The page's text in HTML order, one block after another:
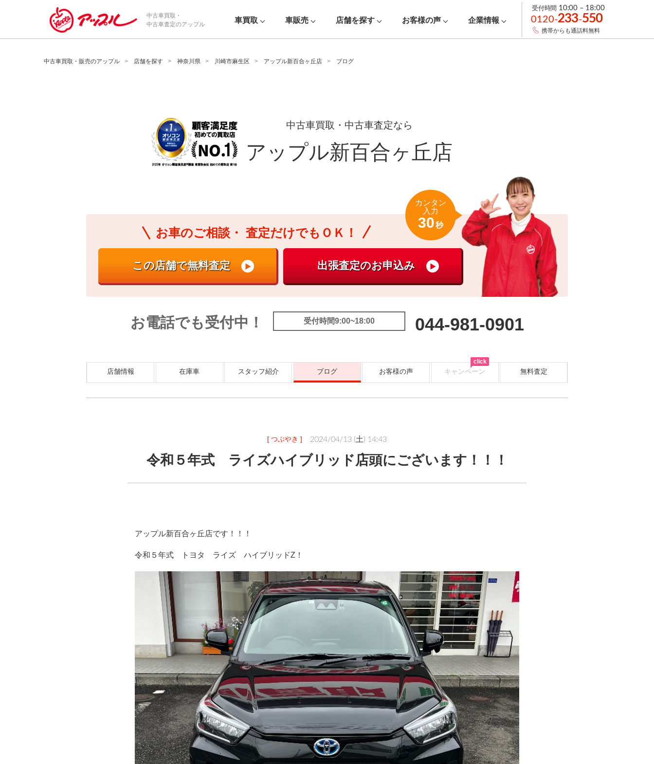
/*ABテスト_新規査定フォームの為のCVボタン*/
中古車買取・
中古車査定のアップル
車買取 車販売 店舗を探す お客様の声 企業情報
受付時間 10:00 – 18:00
0120-233-550
携帯からも通話料無料
中古車買取・販売のアップル 店舗を探す 神奈川県 川崎市麻生区 アップル新百合ヶ丘店 ブログ
中古車買取・中古車査定なら
アップル新百合ヶ丘店
お車のご相談・ 査定だけでもＯＫ！
カンタン
入力
30秒
お電話でも受付中！ 受付時間9:00~18:00 044-981-0901
店舗情報 在庫車 スタッフ紹介 ブログ お客様の声 キャンペーン 無料査定
click
[ つぶやき ] 2024/04/13 (土) 14:43
令和５年式 ライズハイブリッド店頭にございます！！！
アップル新百合ヶ丘店です！！！
令和５年式　トヨタ　ライズ　ハイブリッドZ！